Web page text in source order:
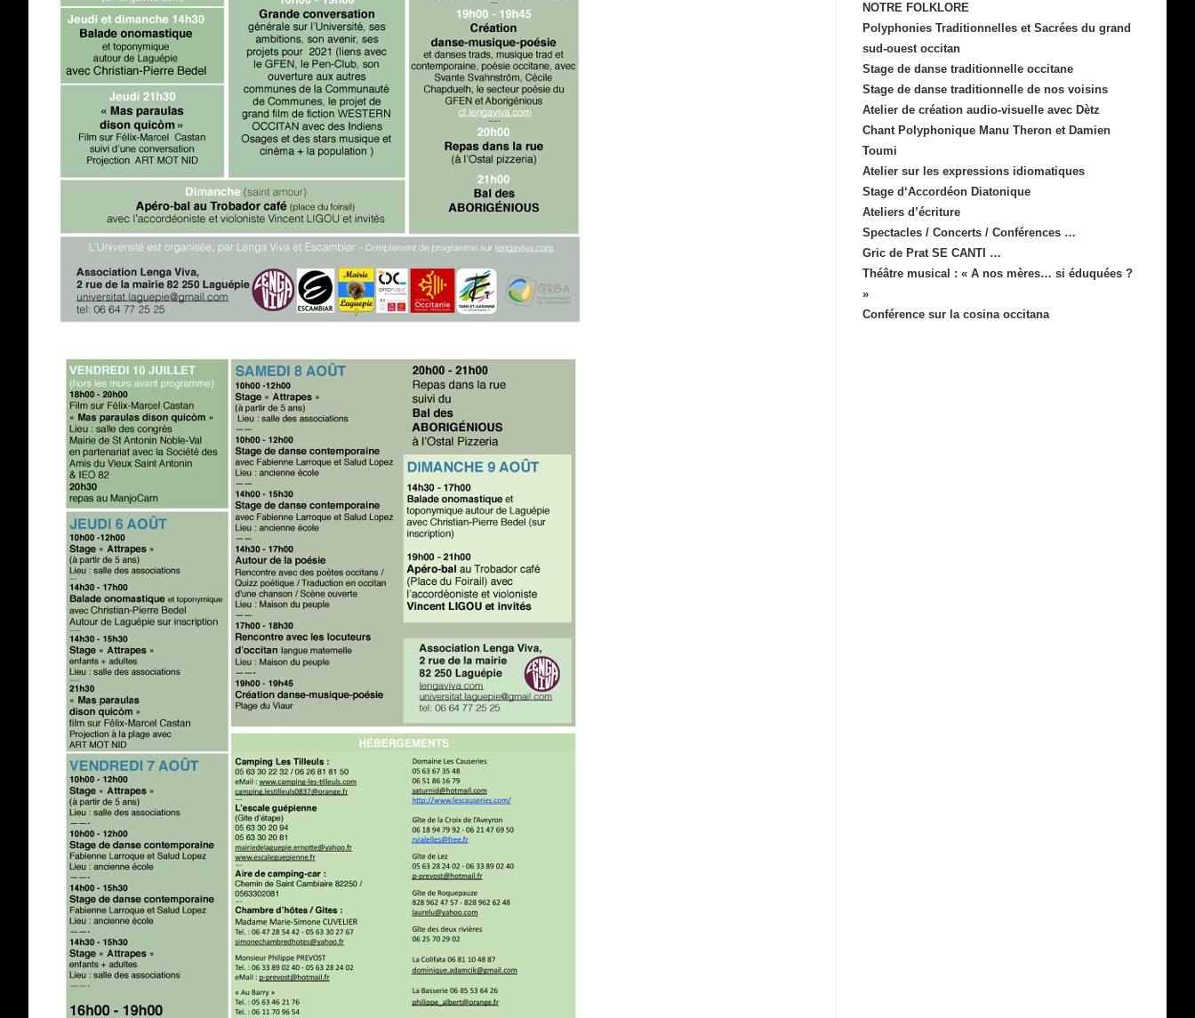
NOTRE FOLKLORE
Polyphonies Traditionnelles et Sacrées du grand
sud-ouest occitan
Stage de danse traditionnelle occitane
Stage de danse traditionnelle de nos voisins
Atelier de création audio-visuelle avec Dètz
Chant Polyphonique Manu Theron et Damien
Toumi
Atelier sur les expressions idiomatiques
Stage d‘Accordéon Diatonique
Ateliers d’écriture
Spectacles / Concerts / Conférences …
Gric de Prat SE CANTI …
Théâtre musical : « A nos mères… si éduquées ?
»
Conférence sur la cosina occitana